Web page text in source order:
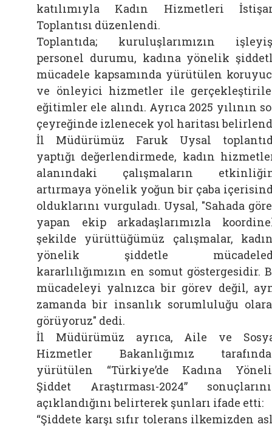
katılımıyla Kadın Hizmetleri
Toplantısı düzenlendi.
Bağlantıyı aç
Toplantıda; kuruluşlarımızın
personel durumu, kadına yönelik
mücadele kapsamında yürütülen
ve önleyici hizmetler ile
eğitimler ele alındı. Ayrıca 2025 yılının
çeyreğinde izlenecek yol haritası
İl Müdürümüz Faruk Uysal
yaptığı değerlendirmede, kadın
alanındaki çalışmaların
artırmaya yönelik yoğun bir çaba
olduklarını vurguladı. Uysal, "Sahada
yapan ekip arkadaşlarımızla
şekilde yürüttüğümüz çalışmalar,
yönelik şiddetle
kararlılığımızın en somut göstergesidir.
mücadeleyi yalnızca bir görev değil,
zamanda bir insanlık sorumluluğu
görüyoruz" dedi.
İl Müdürümüz ayrıca, Aile ve
Hizmetler Bakanlığımız
yürütülen “Türkiye’de Kadına
Şiddet Araştırması-2024”
açıklandığını belirterek şunları ifade etti:
“Şiddete karşı sıfır tolerans ilkemizden